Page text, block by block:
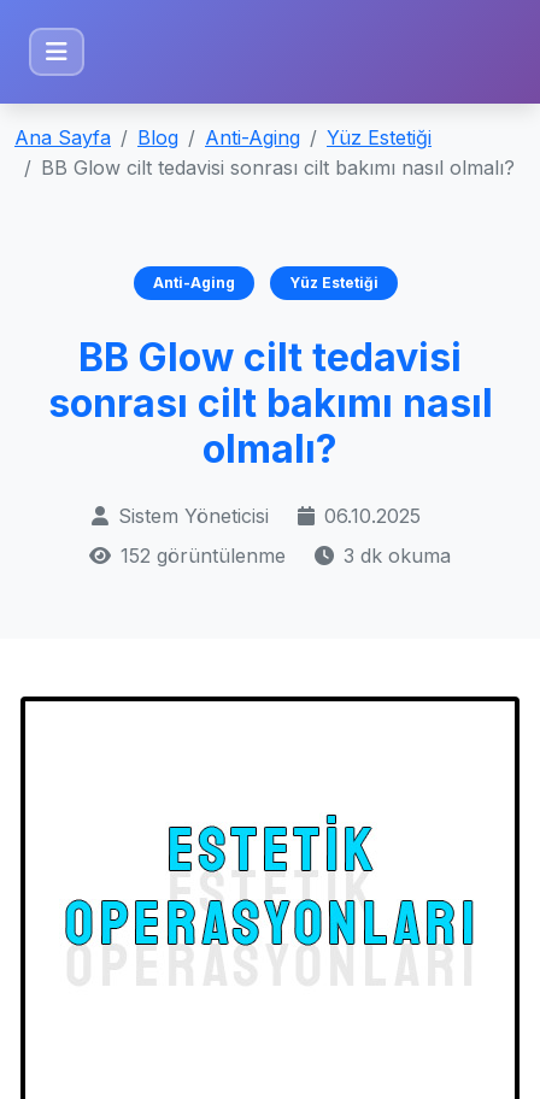
Ana Sayfa Blog Anti-Aging
Yüz Estetiği
BB Glow cilt tedavisi sonrası cilt bakımı nasıl olmalı?
Anti-Aging Yüz Estetiği
BB Glow cilt tedavisi
sonrası cilt bakımı nasıl
olmalı?
Sistem Yöneticisi
06.10.2025
152 görüntülenme
3 dk okuma